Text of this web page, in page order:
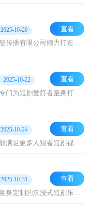
2025-10-20
围观短剧，由成都分享信息传播有限公司倾力打造，是一款专注于在线短剧观看的影音播放类软件。在这款软件里，为用户精心准备了丰富多样的短剧种类，涵盖都市、逆袭、言情、
查看
2025-10-22
红牛免费短剧，这是一款专门为短剧爱好者量身打造的流媒体软件。它拥有海量高能的短剧资源，能让用户一刷就沉浸其中。此软件支持用户在碎片化时间里高效追剧，剧集分类十分
查看
2025-10-24
橘子短剧，这款手机软件能满足更多人观看短剧视频的需求。平台上所有短剧资源持续更新，让你随时都能观赏到精彩剧集，尽享最佳播放效果。不仅如此，它还提供多种题材供你选
查看
2025-10-31 查看